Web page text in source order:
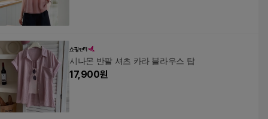
시나몬 반팔 셔츠 카라 블라우스 탑
17,900원